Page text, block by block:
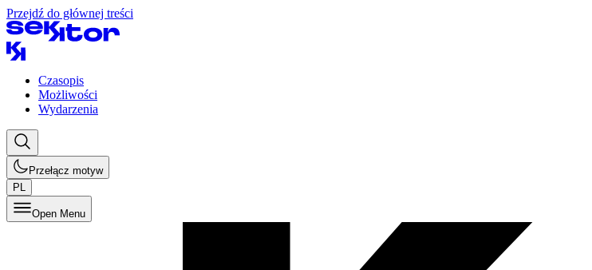
Przejdź do głównej treści
Czasopis
Możliwości
Wydarzenia
Przełącz motyw
PL
Open Menu